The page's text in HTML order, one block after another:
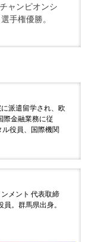
ャンピオンシ
手権優勝。
派遣留学され、欧
際金融業務に従
役員、国際機関
メント 代表取締
。群馬県出身。